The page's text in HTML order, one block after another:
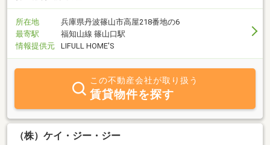
所在地
兵庫県丹波篠山市高屋218番地の6
最寄駅
福知山線 篠山口駅
情報提供元
LIFULL HOME'S
この不動産会社が取り扱う
賃貸物件を探す
（株）ケイ・ジー・ジー